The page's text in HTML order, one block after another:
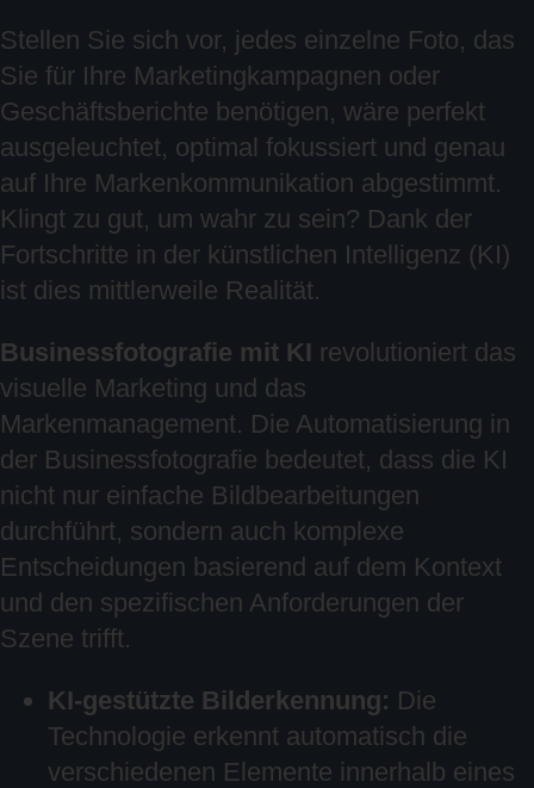
Stellen Sie sich vor, jedes einzelne Foto, das
Sie für Ihre Marketingkampagnen oder
Geschäftsberichte benötigen, wäre perfekt
ausgeleuchtet, optimal fokussiert und genau
auf Ihre Markenkommunikation abgestimmt.
Klingt zu gut, um wahr zu sein? Dank der
Fortschritte in der künstlichen Intelligenz (KI)
ist dies mittlerweile Realität.
Businessfotografie mit KI revolutioniert das
visuelle Marketing und das
Markenmanagement. Die Automatisierung in
der Businessfotografie bedeutet, dass die KI
nicht nur einfache Bildbearbeitungen
durchführt, sondern auch komplexe
Entscheidungen basierend auf dem Kontext
und den spezifischen Anforderungen der
Szene trifft.
KI-gestützte Bilderkennung: Die
Technologie erkennt automatisch die
verschiedenen Elemente innerhalb eines